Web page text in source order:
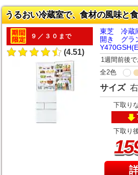
うるおい冷蔵室で、食材の風味と
９／３０まで
(4.51)
東芝 冷蔵
開き グラ
1週間前後
全2色
サイズ
下取り
下取り